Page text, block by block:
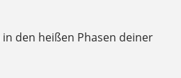
den heißen Phasen deiner